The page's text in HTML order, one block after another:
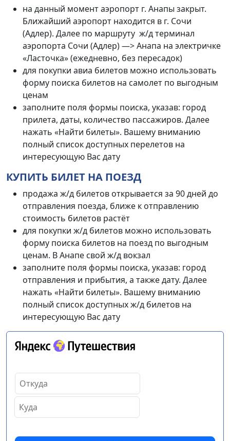
на данный момент аэропорт г. Анапы закрыт.
Ближайший аэропорт находится в г. Сочи
(Адлер). Далее по маршруту ж/д терминал
аэропорта Сочи (Адлер) —> Анапа на электричке
«Ласточка» (ежедневно, без пересадок)
для покупки авиа билетов можно использовать
форму поиска билетов на самолет по выгодным
ценам
заполните поля формы поиска, указав: город
прилета, даты, количество пассажиров. Далее
нажать «Найти билеты». Вашему вниманию
полный список доступных перелетов на
интересующую Вас дату
КУПИТЬ БИЛЕТ НА ПОЕЗД
продажа ж/д билетов открывается за 90 дней до
отправления поезда, ближе к отправлению
стоимость билетов растёт
для покупки ж/д билетов можно использовать
форму поиска билетов на поезд по выгодным
ценам. В Анапе свой ж/д вокзал
заполните поля формы поиска, указав: город
отправления и прибытия, а также дату. Далее
нажать «Найти билеты». Вашему вниманию
полный список доступных ж/д билетов на
интересующую Вас дату